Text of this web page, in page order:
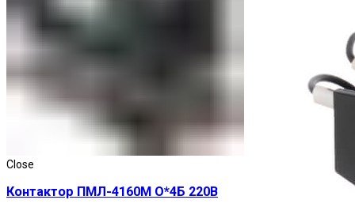
Close
Контактор ПМЛ-4160М О*4Б 220В